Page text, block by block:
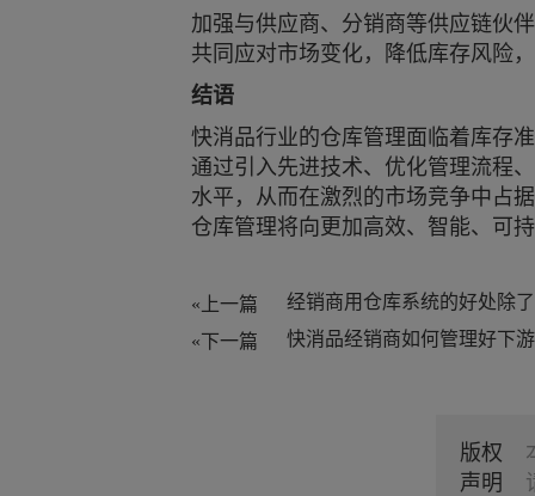
加强与供应商、分销商等供应链伙
共同应对市场变化，降低库存风险
结语
快消品行业的仓库管理面临着库存
通过引入先进技术、优化管理流程
水平，从而在激烈的市场竞争中占
仓库管理将向更加高效、智能、可
«上一篇
«下一篇
版权
声明